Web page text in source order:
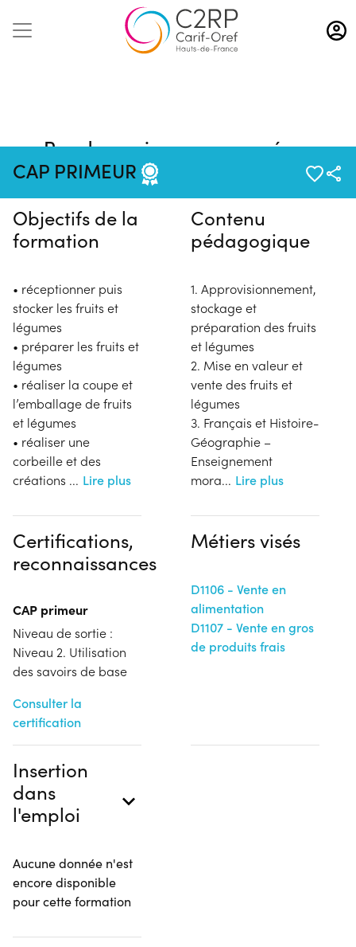
Aller
au
contenu
CAP PRIMEUR
Pas de session programmée en
ce moment
Objectifs de la
formation
• réceptionner puis
stocker les fruits et
légumes
• préparer les fruits et
légumes
• réaliser la coupe et
l’emballage de fruits
et légumes
• réaliser une
corbeille et des
créations ... Lire plus
Contenu
pédagogique
1. Approvisionnement,
stockage et
préparation des fruits
et légumes
2. Mise en valeur et
vente des fruits et
légumes
3. Français et Histoire-
Géographie –
Enseignement
mora... Lire plus
Certifications,
reconnaissances
CAP primeur
Niveau de sortie :
Niveau 2. Utilisation
des savoirs de base
Consulter la
certification
Métiers visés
D1106 - Vente en
alimentation
D1107 - Vente en gros
de produits frais
Insertion
dans
l'emploi
Aucune donnée n'est
encore disponible
pour cette formation